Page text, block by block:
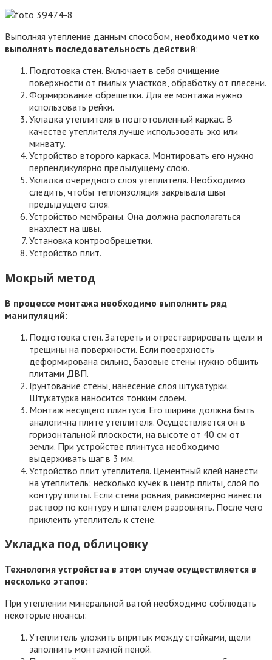
Выполняя утепление данным способом, необходимо четко
выполнять последовательность действий:
Подготовка стен. Включает в себя очищение
поверхности от гнилых участков, обработку от плесени.
Формирование обрешетки. Для ее монтажа нужно
использовать рейки.
Укладка утеплителя в подготовленный каркас. В
качестве утеплителя лучше использовать эко или
минвату.
Устройство второго каркаса. Монтировать его нужно
перпендикулярно предыдущему слою.
Укладка очередного слоя утеплителя. Необходимо
следить, чтобы теплоизоляция закрывала швы
предыдущего слоя.
Устройство мембраны. Она должна располагаться
внахлест на швы.
Установка контрообрешетки.
Устройство плит.
Мокрый метод
В процессе монтажа необходимо выполнить ряд
манипуляций:
Подготовка стен. Затереть и отреставрировать щели и
трещины на поверхности. Если поверхность
деформирована сильно, базовые стены нужно обшить
плитами ДВП.
Грунтование стены, нанесение слоя штукатурки.
Штукатурка наносится тонким слоем.
Монтаж несущего плинтуса. Его ширина должна быть
аналогична плите утеплителя. Осуществляется он в
горизонтальной плоскости, на высоте от 40 см от
земли. При устройстве плинтуса необходимо
выдерживать шаг в 3 мм.
Устройство плит утеплителя. Цементный клей нанести
на утеплитель: несколько кучек в центр плиты, слой по
контуру плиты. Если стена ровная, равномерно нанести
раствор по контуру и шпателем разровнять. После чего
приклеить утеплитель к стене.
Укладка под облицовку
Технология устройства в этом случае осуществляется в
несколько этапов:
При утеплении минеральной ватой необходимо соблюдать
некоторые нюансы:
Утеплитель уложить впритык между стойками, щели
заполнить монтажной пеной.